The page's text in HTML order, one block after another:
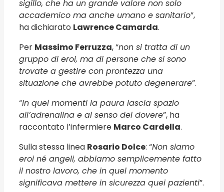
sigillo, che ha un grande valore non solo
accademico ma anche umano e sanitario”,
ha dichiarato Lawrence Camarda.
Per Massimo Ferruzza, “non si tratta di un
gruppo di eroi, ma di persone che si sono
trovate a gestire con prontezza una
situazione che avrebbe potuto degenerare”.
“In quei momenti la paura lascia spazio
all’adrenalina e al senso del dovere”, ha
raccontato l’infermiere Marco Cardella.
Sulla stessa linea Rosario Dolce: “Non siamo
eroi né angeli, abbiamo semplicemente fatto
il nostro lavoro, che in quel momento
significava mettere in sicurezza quei pazienti”.